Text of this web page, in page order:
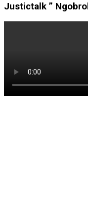
Justictalk ”